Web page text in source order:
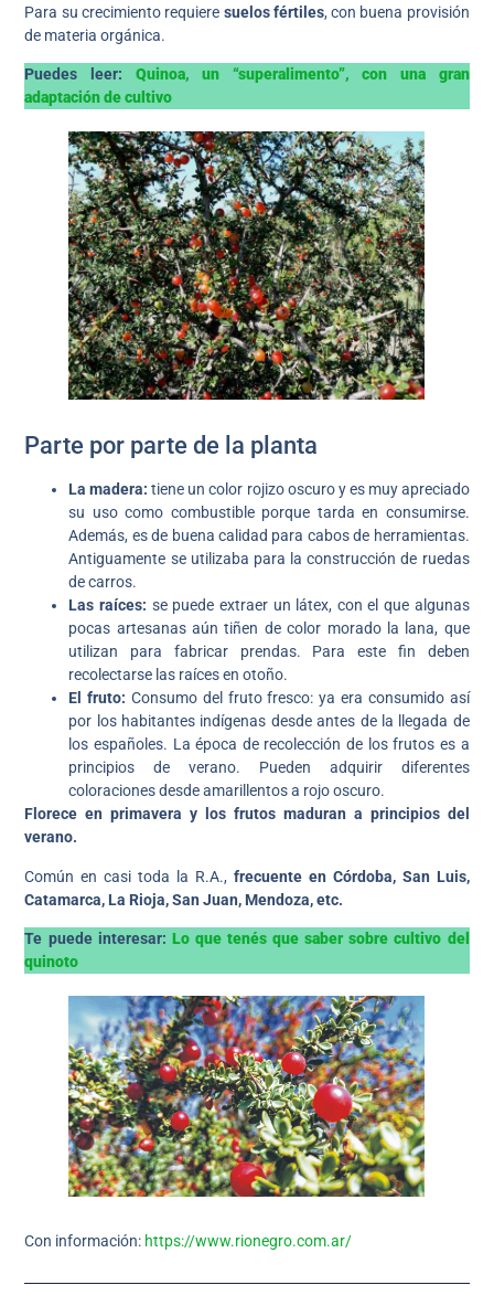
Para su crecimiento requiere suelos fértiles, con buena provisión
de materia orgánica.
Puedes leer:
Quinoa, un “superalimento”, con una gran
adaptación de cultivo
Parte por parte de la planta
La madera: tiene un color rojizo oscuro y es muy apreciado
su uso como combustible porque tarda en consumirse.
Además, es de buena calidad para cabos de herramientas.
Antiguamente se utilizaba para la construcción de ruedas
de carros.
Las raíces: se puede extraer un látex, con el que algunas
pocas artesanas aún tiñen de color morado la lana, que
utilizan para fabricar prendas. Para este fin deben
recolectarse las raíces en otoño.
El fruto: Consumo del fruto fresco: ya era consumido así
por los habitantes indígenas desde antes de la llegada de
los españoles. La época de recolección de los frutos es a
principios de verano. Pueden adquirir diferentes
coloraciones desde amarillentos a rojo oscuro.
Florece en primavera y los frutos maduran a principios del
verano.
Común en casi toda la R.A., frecuente en Córdoba, San Luis,
Catamarca, La Rioja, San Juan, Mendoza, etc.
Te puede interesar: Lo que tenés que saber sobre cultivo del
quinoto
Con información: https://www.rionegro.com.ar/